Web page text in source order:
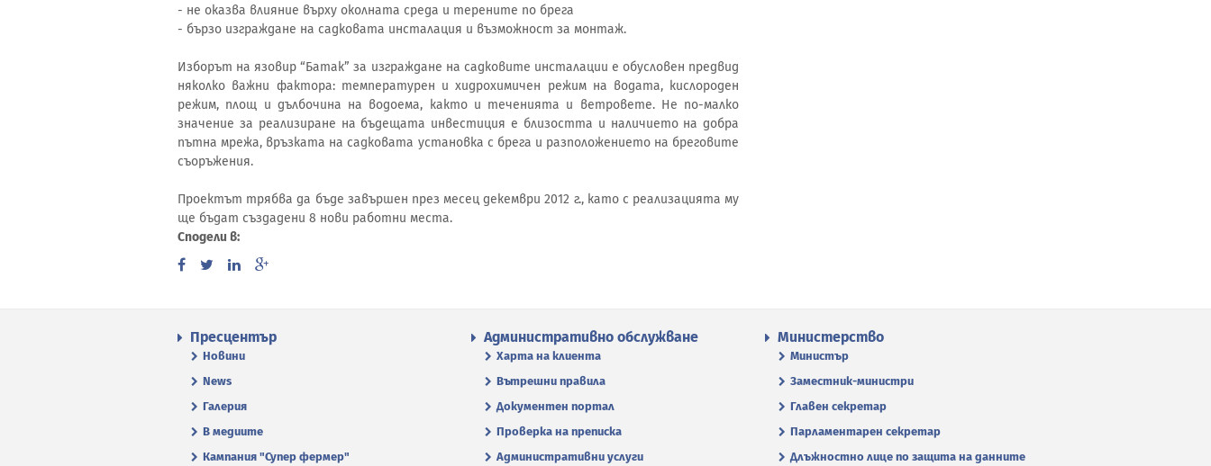
- не оказва влияние върху околната среда и терените по брега
- бързо изграждане на садковата инсталация и възможност за монтаж.
Изборът на язовир “Батак” за изграждане на садковите инсталации е обусловен предвид
няколко важни фактора: температурен и хидрохимичен режим на водата, кислороден
режим, площ и дълбочина на водоема, както и теченията и ветровете. Не по-малко
значение за реализиране на бъдещата инвестиция е близостта и наличието на добра
пътна мрежа, връзката на садковата установка с брега и разположението на бреговите
съоръжения.
Проектът трябва да бъде завършен през месец декември 2012 г., като с реализацията му
ще бъдат създадени 8 нови работни места.
Сподели в:
Пресцентър
Новини
News
Галерия
В медиите
Кампания "Супер фермер"
Административно обслужване
Харта на клиента
Вътрешни правила
Документен портал
Проверка на преписка
Административни услуги
Министерство
Министър
Заместник-министри
Главен секретар
Парламентарен секретар
Длъжностно лице по защита на данните